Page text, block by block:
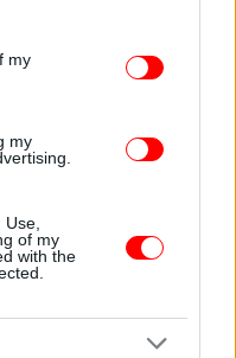
in below Google
my
my
of my
with the
Μπαχρέιν